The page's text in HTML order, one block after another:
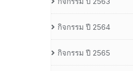
กิจกรรม ปี 2564
กิจกรรม ปี 2565